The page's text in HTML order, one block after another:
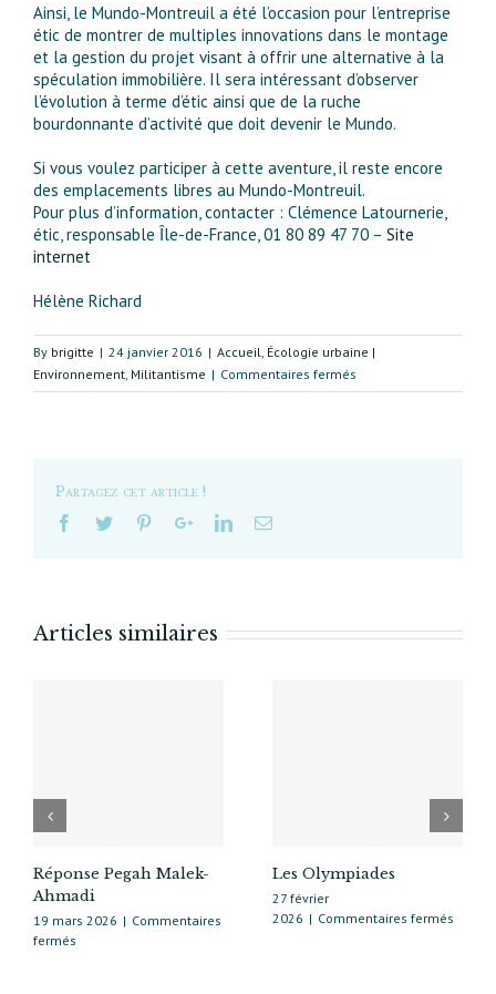
Ainsi, le Mundo-Montreuil a été l’occasion pour l’entreprise
étic de montrer de multiples innovations dans le montage
et la gestion du projet visant à offrir une alternative à la
spéculation immobilière. Il sera intéressant d’observer
l’évolution à terme d’étic ainsi que de la ruche
bourdonnante d’activité que doit devenir le Mundo.
Si vous voulez participer à cette aventure, il reste encore
des emplacements libres au Mundo-Montreuil.
Pour plus d’information, contacter : Clémence Latournerie,
étic, responsable Ȋle-de-France, 01 80 89 47 70 – Site
internet
Hélène Richard
By brigitte | 24 janvier 2016 | Accueil Écologie urbaine |
Environnement Militantisme | Commentaires fermés
Mundo-
Partagez cet article !
Articles similaires
Réponse Pegah Malek-
Ahmadi
19 mars 2026 | Commentaires
fermés
Les Olympiades
27 février
2026 | Commentaires fermés